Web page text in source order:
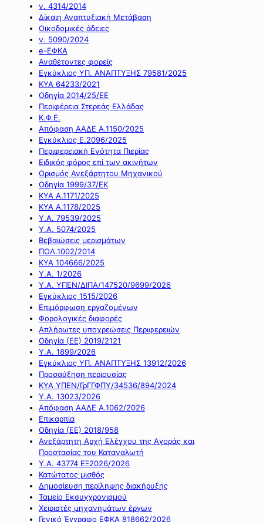
ν. 4314/2014
Δίκαιη Αναπτυξιακή Μετάβαση
Οικοδομικές άδειες
ν. 5090/2024
e-ΕΦΚΑ
Αναθέτοντες φορείς
Εγκύκλιος ΥΠ. ΑΝΑΠΤΥΞΗΣ 79581/2025
ΚΥΑ 64233/2021
Οδηγία 2014/25/ΕΕ
Περιφέρεια Στερεάς Ελλάδας
Κ.Φ.Ε.
Απόφαση ΑΑΔΕ Α.1150/2025
Εγκύκλιος Ε.2096/2025
Περιφερειακή Ενότητα Πιερίας
Ειδικός φόρος επί των ακινήτων
Ορισμός Ανεξάρτητου Μηχανικού
Οδηγία 1999/37/ΕΚ
ΚΥΑ Α.1171/2025
ΚΥΑ Α.1178/2025
Υ.Α. 79539/2025
Υ.Α. 5074/2025
Βεβαιώσεις μερισμάτων
ΠΟΛ.1002/2014
ΚΥΑ 104666/2025
Υ.Α. 1/2026
Υ.Α. ΥΠΕΝ/ΔΙΠΑ/147520/9699/2026
Εγκύκλιος 1515/2026
Επιμόρφωση εργαζομένων
Φορολογικές διαφορές
Απλήρωτες υποχρεώσεις Περιφερειών
Οδηγία (ΕΕ) 2019/2121
Υ.Α. 1899/2026
Εγκύκλιος ΥΠ. ΑΝΑΠΤΥΞΗΣ 13912/2026
Προσαύξηση περιουσίας
ΚΥΑ ΥΠΕΝ/ΓρΓΓΦΠΥ/34536/894/2024
Υ.Α. 13023/2026
Απόφαση ΑΑΔΕ Α.1062/2026
Επικαρπία
Οδηγία (ΕΕ) 2018/958
Ανεξάρτητη Αρχή Ελέγχου της Αγοράς και
Προστασίας του Καταναλωτή
Υ.Α. 43774 ΕΞ2026/2026
Κατώτατος μισθός
Δημοσίευση περίληψης διακήρυξης
Ταμείο Εκσυγχρονισμού
Χειριστές μηχανημάτων έργων
Γενικό Έγγραφο ΕΦΚΑ 818662/2026